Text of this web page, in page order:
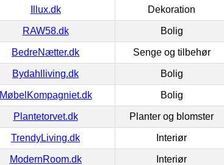
Illux.dk Dekoration
RAW58.dk Bolig
BedreNætter.dk Senge og tilbehør
Bydahlliving.dk Bolig
MøbelKompagniet.dk Bolig
Plantetorvet.dk Planter og blomster
TrendyLiving.dk Interiør
ModernRoom.dk Interiør